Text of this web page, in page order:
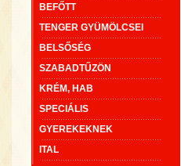
BEFŐTT
TENGER GYÜMÖLCSEI
BELSŐSÉG
SZABADTŰZÖN
KRÉM, HAB
SPECIÁLIS
GYEREKEKNEK
ITAL